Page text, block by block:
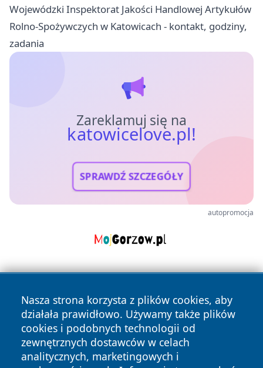
Wojewódzki Inspektorat Jakości Handlowej Artykułów
Rolno-Spożywczych w Katowicach - kontakt, godziny,
zadania
Zareklamuj się na
katowicelove.pl!
SPRAWDŹ SZCZEGÓŁY
autopromocja
Nasza strona korzysta z plików cookies, aby
działała prawidłowo. Używamy także plików
cookies i podobnych technologii od
zewnętrznych dostawców w celach
analitycznych, marketingowych i
Copyright © 2026 katowicelove.pl Wszystkie prawa
zastrzeżone.